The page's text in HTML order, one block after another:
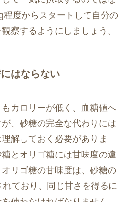
程度からスタートして自分の
察するようにしましょう。
はならない
カロリーが低く、血糖値へ
、砂糖の完全な代わりには
解しておく必要がありま
とオリゴ糖には甘味度の違
リゴ糖の甘味度は、砂糖の
ており、同じ甘さを得るに